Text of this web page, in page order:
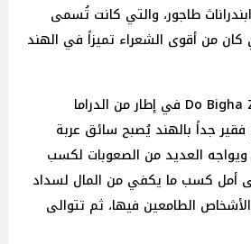
طاجور، والتي كانت تُسمى
من أقوى الشعراء تميزاً في الهند
تدور قصة فيلم Do Bigha Zamin في إطار من الدراما
فقير جداً بالهند يُصبح سائق عربة
العديد من الصعوبات لكسب
أمل كسب ما يكفي من المال لسداد
الطامعين فيها، ثم تتوالى